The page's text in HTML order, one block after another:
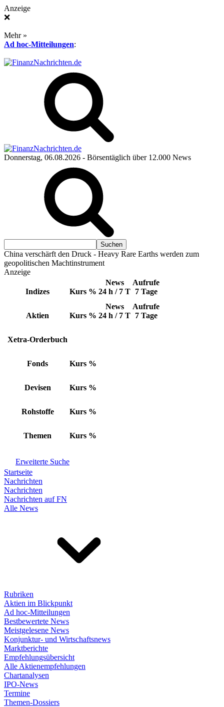
Anzeige
❌
Mehr »
Ad hoc-Mitteilungen:
Donnerstag, 06.08.2026 - Börsentäglich über 12.000 News
China verschärft den Druck - Heavy Rare Earths werden zum
geopolitischen Machtinstrument
Anzeige
Indizes Kurs %
News
24 h / 7 T
Aufrufe
7 Tage
Aktien Kurs %
News
24 h / 7 T
Aufrufe
7 Tage
Xetra-Orderbuch
Fonds Kurs %
Devisen Kurs %
Rohstoffe Kurs %
Themen Kurs %
Erweiterte Suche
Startseite
Nachrichten
Nachrichten
Nachrichten auf FN
Alle News
Rubriken
Aktien im Blickpunkt
Ad hoc-Mitteilungen
Bestbewertete News
Meistgelesene News
Konjunktur- und Wirtschaftsnews
Marktberichte
Empfehlungsübersicht
Alle Aktienempfehlungen
Chartanalysen
IPO-News
Termine
Themen-Dossiers